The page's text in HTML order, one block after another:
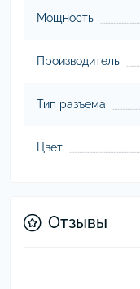
Мощность
Производитель
Тип разъема
Цвет
Отзывы